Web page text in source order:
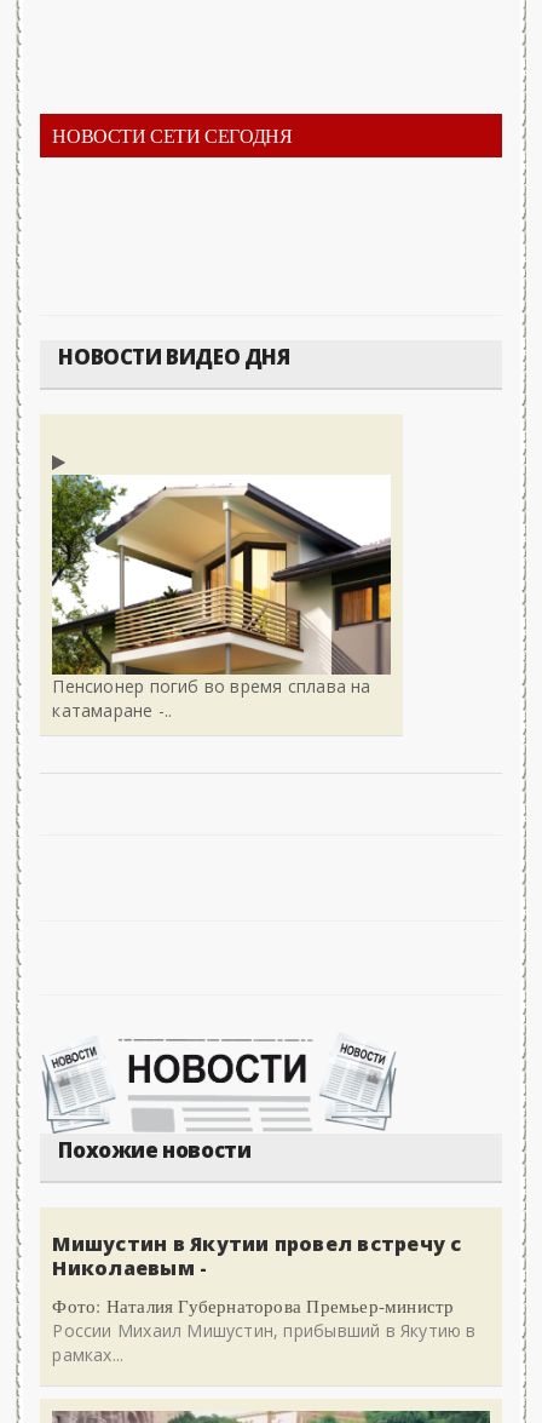
НОВОСТИ СЕТИ СЕГОДНЯ
НОВОСТИ ВИДЕО ДНЯ
Пенсионер погиб во время сплава на
катамаране -..
Похожие новости
Мишустин в Якутии провел встречу с
Николаевым -
Фото: Наталия Губернаторова Премьер-министр
России Михаил Мишустин, прибывший в Якутию в
рамках...